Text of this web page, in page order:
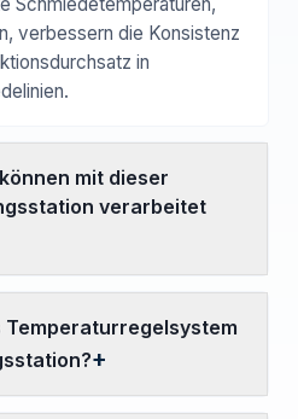
verbessern die Konsistenz
in
mit dieser
verarbeitet